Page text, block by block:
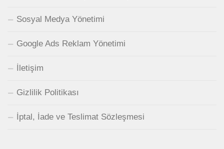
Sosyal Medya Yönetimi
Google Ads Reklam Yönetimi
İletişim
Gizlilik Politikası
İptal, İade ve Teslimat Sözleşmesi